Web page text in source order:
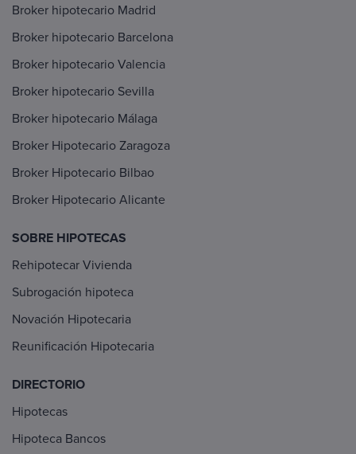
Broker hipotecario Madrid
Broker hipotecario Barcelona
Broker hipotecario Valencia
Broker hipotecario Sevilla
Broker hipotecario Málaga
Broker Hipotecario Zaragoza
Broker Hipotecario Bilbao
Broker Hipotecario Alicante
SOBRE HIPOTECAS
Rehipotecar Vivienda
Subrogación hipoteca
Novación Hipotecaria
Reunificación Hipotecaria
DIRECTORIO
Hipotecas
Hipoteca Bancos